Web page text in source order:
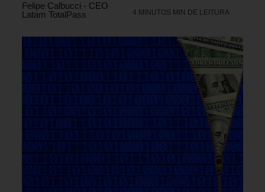
Felipe Calbucci - CEO
Latam TotalPass
4 MINUTOS MIN DE LEITURA